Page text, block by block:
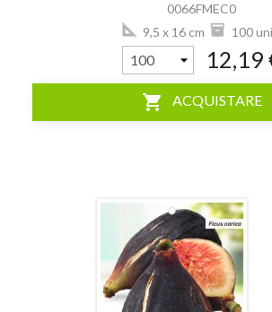
0066FMEC0
9,5 x 16 cm
100
12,19
shopping_cart ACQUISTARE